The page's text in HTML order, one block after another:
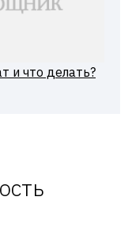
и что делать?